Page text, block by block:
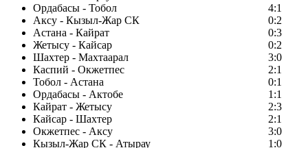
Ордабасы - Тобол
4:1
Аксу - Кызыл-Жар СК
0:2
Астана - Кайрат
0:3
Жетысу - Кайсар
0:2
Шахтер - Махтаарал
3:0
Каспий - Окжетпес
2:1
Тобол - Астана
0:1
Ордабасы - Актобе
1:1
Кайрат - Жетысу
2:3
Кайсар - Шахтер
2:1
Окжетпес - Аксу
3:0
Кызыл-Жар СК - Атырау
1:0